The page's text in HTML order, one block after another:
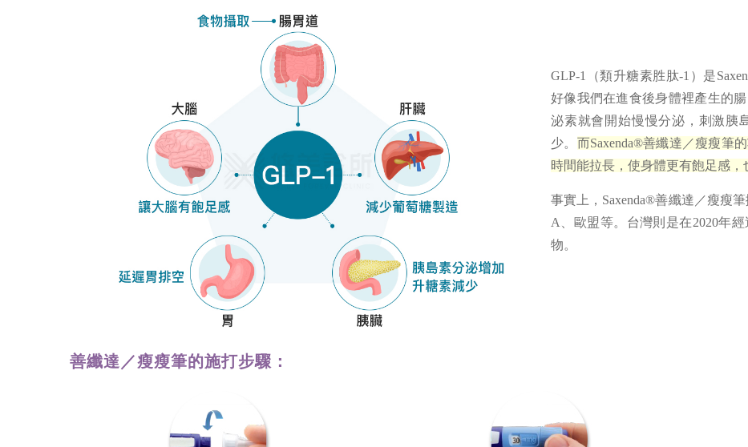
GLP-1（類升糖素胜肽-1）是
好像我們在進食後身體裡產生的
泌素就會開始慢慢分泌，刺激胰
少。 而Saxenda®善纖達／瘦瘦筆
時間能拉長，使身體更有飽足感
事實上，Saxenda®善纖達／瘦瘦
A、歐盟等。台灣則是在2020年
物。
善纖達／瘦瘦筆的施打步驟：